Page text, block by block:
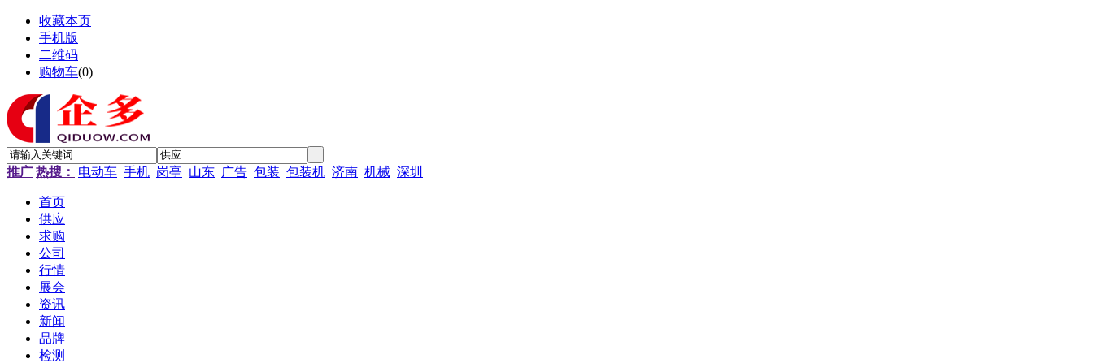
收藏本页
手机版
二维码
购物车(0)
推广 热搜： 电动车 手机 岗亭 山东 广告 包装 包装机 济南 机械 深圳
首页
供应
求购
公司
行情
展会
资讯
新闻
品牌
检测